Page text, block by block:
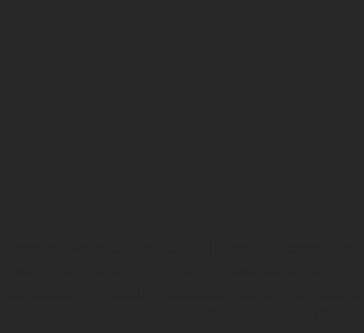
Website. Einige von ihnen sind essenziell
während andere uns helfen, diese Website und
Cookies zulassen möchten. Bitte beachten Sie,